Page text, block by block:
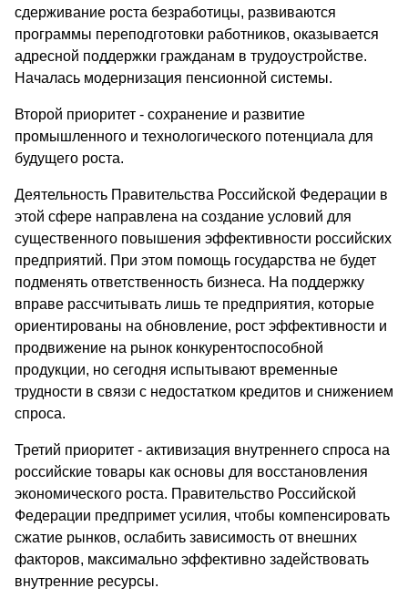
сдерживание роста безработицы, развиваются
программы переподготовки работников, оказывается
адресной поддержки гражданам в трудоустройстве.
Началась модернизация пенсионной системы.
Второй приоритет - сохранение и развитие
промышленного и технологического потенциала для
будущего роста.
Деятельность Правительства Российской Федерации в
этой сфере направлена на создание условий для
существенного повышения эффективности российских
предприятий. При этом помощь государства не будет
подменять ответственность бизнеса. На поддержку
вправе рассчитывать лишь те предприятия, которые
ориентированы на обновление, рост эффективности и
продвижение на рынок конкурентоспособной
продукции, но сегодня испытывают временные
трудности в связи с недостатком кредитов и снижением
спроса.
Третий приоритет - активизация внутреннего спроса на
российские товары как основы для восстановления
экономического роста. Правительство Российской
Федерации предпримет усилия, чтобы компенсировать
сжатие рынков, ослабить зависимость от внешних
факторов, максимально эффективно задействовать
внутренние ресурсы.